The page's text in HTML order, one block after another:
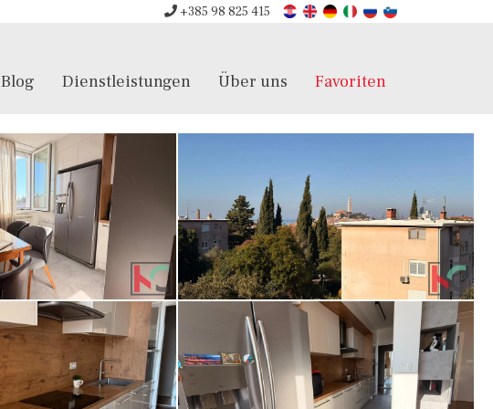
+385 98 825 415
Blog Dienstleistungen Über uns Favoriten